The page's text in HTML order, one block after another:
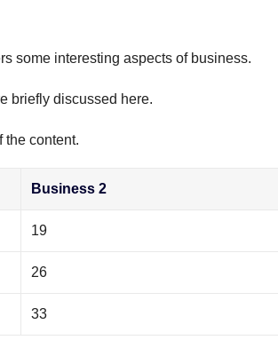
some interesting aspects of business.
briefly discussed here.
the content.
Business 2
19
26
33